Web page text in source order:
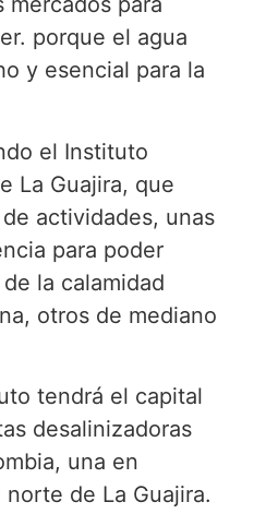
porque el agua
y esencial para la
el Instituto
La Guajira, que
actividades, unas
para poder
la calamidad
otros de mediano
tendrá el capital
desalinizadoras
una en
de La Guajira.